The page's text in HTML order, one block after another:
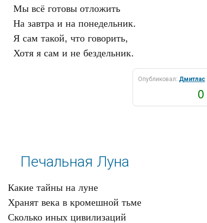
Мы всё готовы отложить
На завтра и на понедельник.
Я сам такой, что говорить,
Опубликовал: Дмитлас
0
Печальная Луна
Какие тайны на луне
Хранят века в кромешной тьме
Сколько иных цивилизаций